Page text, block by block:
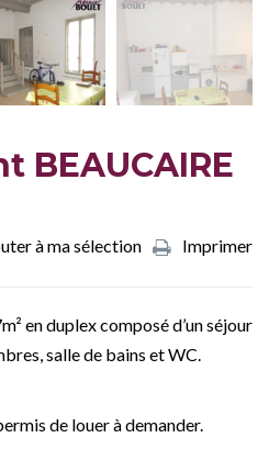
BEAUCAIRE
Imprimer
à ma sélection
en duplex composé d’un séjour
salle de bains et WC.
de louer à demander.